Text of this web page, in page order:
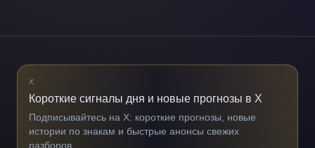
X
Короткие сигналы дня и новые прогнозы в X
Подписывайтесь на X: короткие прогнозы, новые
истории по знакам и быстрые анонсы свежих
разборов.